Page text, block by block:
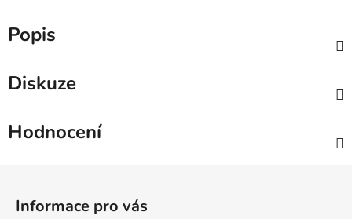
Popis
Diskuze
Hodnocení
Informace pro vás